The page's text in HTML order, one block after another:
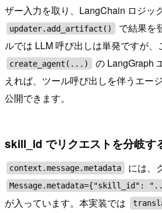
ザー入力を取り、LangChain ロジッ
updater.add_artifact()
で結果を
ルでは LLM 呼び出しは単発ですが、
create_agent(...)
の LangGraph
えれば、ツール呼び出しを伴うエー
公開できます。
skill_id でリクエストを分岐す
context.message.metadata には、
Message.metadata={"skill_id":
が入っています。本実装では